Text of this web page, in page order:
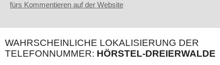
fürs Kommentieren auf der Website
WAHRSCHEINLICHE LOKALISIERUNG DER
TELEFONNUMMER: HÖRSTEL-DREIERWALDE